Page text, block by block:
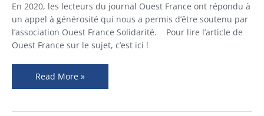
En 2020, les lecteurs du journal Ouest France ont répondu à
un appel à générosité qui nous a permis d’être soutenu par
l’association Ouest France Solidarité. Pour lire l’article de
Ouest France sur le sujet, c’est ici !
OUEST
FRANCE
Read More »